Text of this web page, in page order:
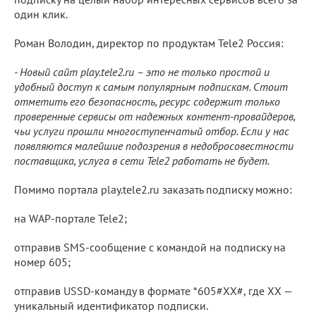
один клик.
Роман Володин, директор по продуктам Tele2 Россия:
- Новый сайт play.tele2.ru – это не только простой и
удобный доступ к самым популярным подпискам. Стоит
отметить его безопасность, ресурс содержит только
проверенные сервисы от надежных контент-провайдеров,
чьи услуги прошли многоступенчатый отбор. Если у нас
появляются малейшие подозрения в недобросовестности
поставщика, услуга в сети Tele2 работать не будет.
Помимо портала play.tele2.ru заказать подписку можно:
на WAP-портале Tele2;
отправив SMS-сообщение с командой на подписку на
номер 605;
отправив USSD-команду в формате *605#XX#, где XX —
уникальный идентификатор подписки.